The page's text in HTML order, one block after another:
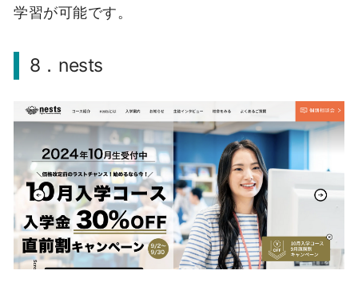
学習が可能です。
8．nests